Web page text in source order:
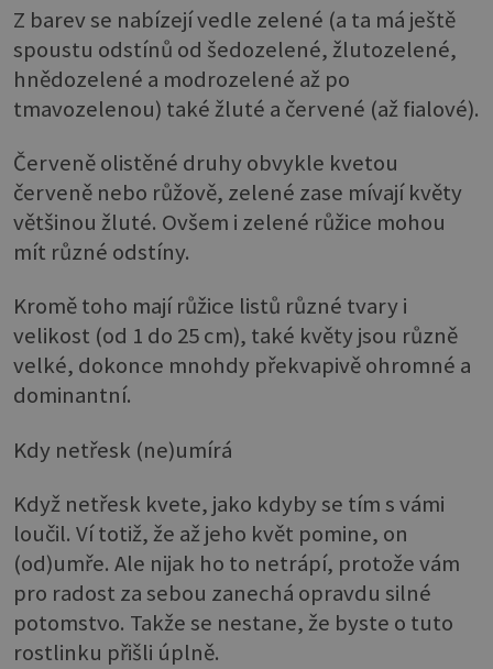
Z barev se nabízejí vedle zelené (a ta má ještě
spoustu odstínů od šedozelené, žlutozelené,
hnědozelené a modrozelené až po
tmavozelenou) také žluté a červené (až fialové).
Červeně olistěné druhy obvykle kvetou
červeně nebo růžově, zelené zase mívají květy
většinou žluté. Ovšem i zelené růžice mohou
mít různé odstíny.
Kromě toho mají růžice listů různé tvary i
velikost (od 1 do 25 cm), také květy jsou různě
velké, dokonce mnohdy překvapivě ohromné a
dominantní.
Kdy netřesk (ne)umírá
Když netřesk kvete, jako kdyby se tím s vámi
loučil. Ví totiž, že až jeho květ pomine, on
(od)umře. Ale nijak ho to netrápí, protože vám
pro radost za sebou zanechá opravdu silné
potomstvo. Takže se nestane, že byste o tuto
rostlinku přišli úplně.